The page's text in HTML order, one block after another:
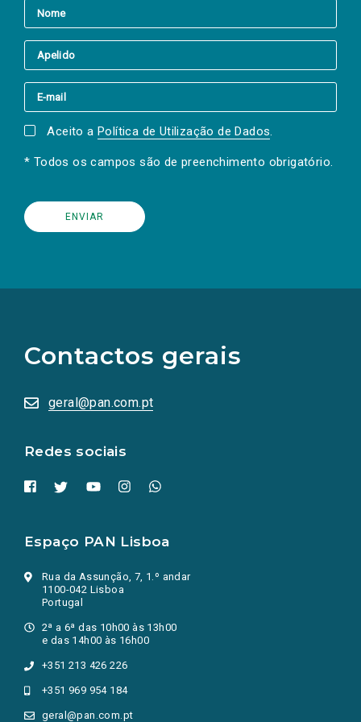
Aceito a Política de Utilização de Dados.
* Todos os campos são de preenchimento obrigatório.
Contactos gerais
geral@pan.com.pt
Redes sociais
redes
sociais
numa
nova
Espaço PAN Lisboa
Rua da Assunção, 7, 1.º andar
1100-042 Lisboa
Portugal
2ª a 6ª das 10h00 às 13h00
e das 14h00 às 16h00
+351 213 426 226
+351 969 954 184
geral@pan.com.pt